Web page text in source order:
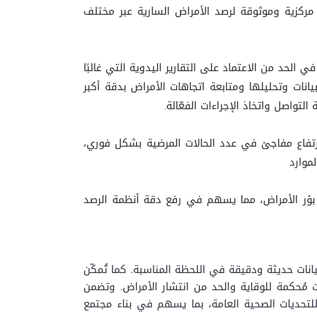
وموثوقة لرصد الأمراض السارية عبر مختلف
من الاعتماد على التقارير اليدوية التي غالبًا
وتحليلها ومتابعة اتجاهات الأمراض بدقة أكبر
واتخاذ الإجراءات الفعّالة.
مفاجئ في عدد الحالات المرضية بشكل فوري،
بؤر الأمراض، مما يسهم في رفع دقة أنظمة الرصد
حديثة ودقيقة في اللحظة المناسبة. كما تُمكّن
مُحكمة للوقاية والحد من انتشار الأمراض. وتضمن
الصحية العامة، بما يسهم في بناء مجتمع